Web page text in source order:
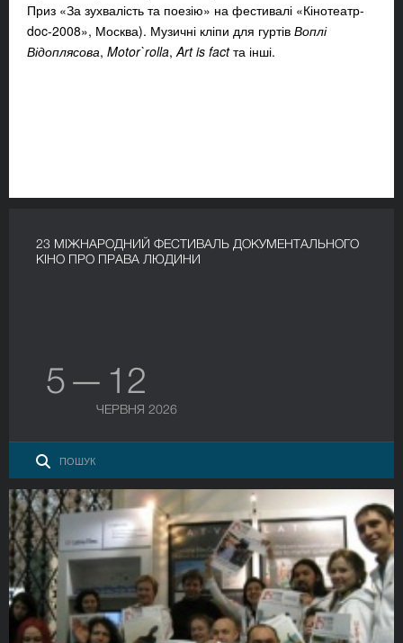
Приз «За зухвалість та поезію» на фестивалі «Кінотеатр-
doc-2008», Москва). Музичні кліпи для гуртів Воплі
Відоплясова, Motor`rolla,Art is factта інші.
23 МІЖНАРОДНИЙ ФЕСТИВАЛЬ ДОКУМЕНТАЛЬНОГО
КІНО ПРО ПРАВА ЛЮДИНИ
5 — 12
ЧЕРВНЯ 2026